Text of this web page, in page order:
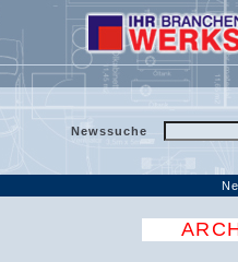
Newssuche